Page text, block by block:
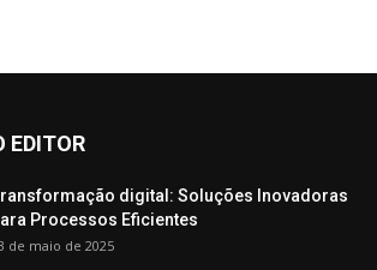
EDITOR
digital: Soluções Inovadoras
Processos Eficientes
de maio de 2025